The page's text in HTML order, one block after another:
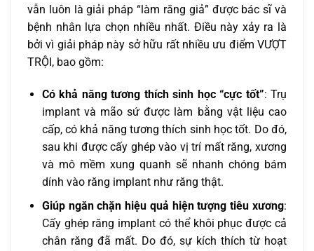
vẫn luôn là giải pháp “làm răng giả” được bác sĩ và
bệnh nhân lựa chọn nhiều nhất. Điều này xảy ra là
bởi vì giải pháp này sở hữu rất nhiều ưu điểm VƯỢT
TRỘI, bao gồm:
Có khả năng tương thích sinh học “cực tốt”: Trụ
implant và mão sứ được làm bằng vật liệu cao
cấp, có khả năng tương thích sinh học tốt. Do đó,
sau khi được cấy ghép vào vị trí mất răng, xương
và mô mềm xung quanh sẽ nhanh chóng bám
dính vào răng implant như răng thật.
Giúp ngăn chặn hiệu quả hiện tượng tiêu xương:
Cấy ghép răng implant có thể khôi phục được cả
chân răng đã mất. Do đó, sự kích thích từ hoạt